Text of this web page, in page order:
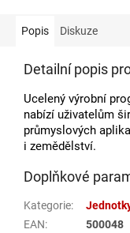
Popis Diskuze
Detailní popis
Ucelený výrobní
nabízí uživatelům
průmyslových
i zemědělství.
Doplňkové
Kategorie:
EAN:
500048